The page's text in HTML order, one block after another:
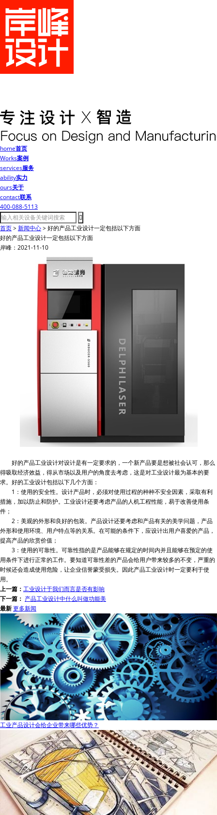
home首页
Works案例
services服务
ability实力
ours关于
contact联系
400-088-5113
首页> 新闻中心> 好的产品工业设计一定包括以下方面
好的产品工业设计一定包括以下方面
岸峰：2021-11-10
好的产品工业设计对设计是有一定要求的，一个新产品要是想被社会认可，那么
得吸取经济效益，得从市场以及用户的角度去考虑，这是对工业设计最为基本的要
求。好的工业设计包括以下几个方面：
1：使用的安全性。设计产品时，必须对使用过程的种种不安全因素，采取有利
措施，加以防止和防护。工业设计还要考虑产品的人机工程性能，易于改善使用条
件；
2：美观的外形和良好的包装。产品设计还要考虑和产品有关的美学问题，产品
外形和使用环境、用户特点等的关系。在可能的条件下，应设计出用户喜爱的产品，
提高产品的欣赏价值；
3：使用的可靠性。可靠性指的是产品能够在规定的时间内并且能够在预定的使
用条件下进行正常的工作。要知道可靠性差的产品会给用户带来较多的不变，严重的
时候还会造成使用危险，让企业信誉蒙受损失。因此产品工业设计时一定要利于使
用。
上一篇： ​工业设计于我们而言是否有影响
下一篇： 产品工业设计中什么叫做功能美
最新更多新闻
工业产品设计会给企业带来哪些优势？